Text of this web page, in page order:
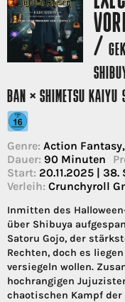
/
BAN × SHIMETSU KAIYU
Genre: Action
Dauer: 90 Minuten
Start: 20.11.2025 | 38.
Verleih: Crunchyroll
Inmitten des
über Shibuya
Satoru Gojo, der
Rechten, doch es
versiegeln wollen.
hochrangigen
chaotischen Kampf